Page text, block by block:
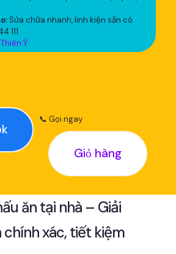
Sửa chữa nhanh, linh kiện sẵn có
111
Ý
📞 Gọi ngay
Giỏ hàng
ăn tại nhà – Giải
chính xác, tiết kiệm